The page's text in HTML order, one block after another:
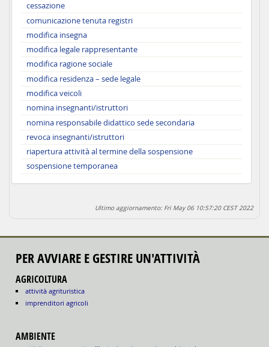
cessazione
comunicazione tenuta registri
modifica insegna
modifica legale rappresentante
modifica ragione sociale
modifica residenza – sede legale
modifica veicoli
nomina insegnanti/istruttori
nomina responsabile didattico sede secondaria
revoca insegnanti/istruttori
riapertura attività al termine della sospensione
sospensione temporanea
Ultimo aggiornamento: Fri May 06 10:57:20 CEST 2022
PER AVVIARE E GESTIRE UN'ATTIVITÀ
AGRICOLTURA
attività agrituristica
imprenditori agricoli
AMBIENTE